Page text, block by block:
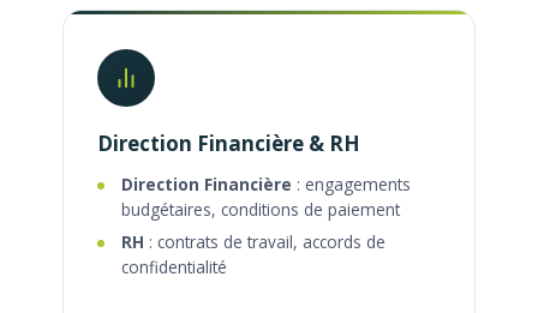
Direction Financière & RH
Direction Financière : engagements
budgétaires, conditions de paiement
RH : contrats de travail, accords de
confidentialité